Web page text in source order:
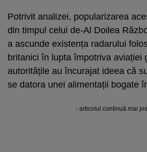
Potrivit analizei, popularizarea
din timpul celui de-Al Doilea
a ascunde existența radarului
britanici în lupta împotriva aviației
autoritățile au încurajat ideea că
se datora unei alimentații bogate
- articolul continuă mai